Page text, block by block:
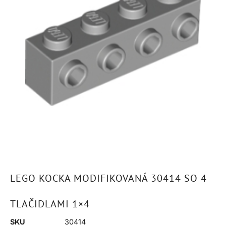
LEGO KOCKA MODIFIKOVANÁ 30414 SO 4
TLAČIDLAMI 1×4
SKU
30414